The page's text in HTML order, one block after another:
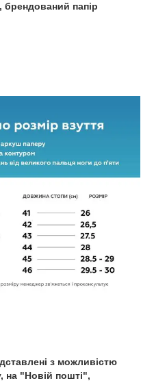
брендований папір
з можливістю
на "Новій пошті",